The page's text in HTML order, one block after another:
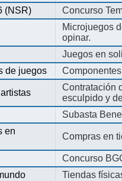
(NSR) Concurso
Microjuegos
opinar.
Juegos en
de juegos
Contratación
esculpido y
Subasta
en
Compras en
Concurso
Tiendas